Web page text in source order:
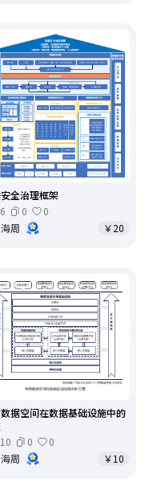
全治理框架
0
0
海周
￥20
据空间在数据基础设施中的
0
0
海周
￥10